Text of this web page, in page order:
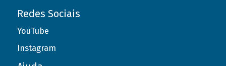
Redes Sociais
YouTube
Instagram